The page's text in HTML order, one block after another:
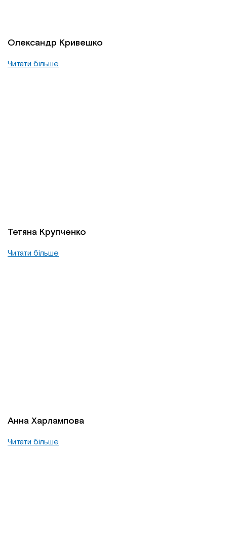
Олександр Кривешко
Читати більше
Тетяна Крупченко
Читати більше
Анна Харлампова
Читати більше